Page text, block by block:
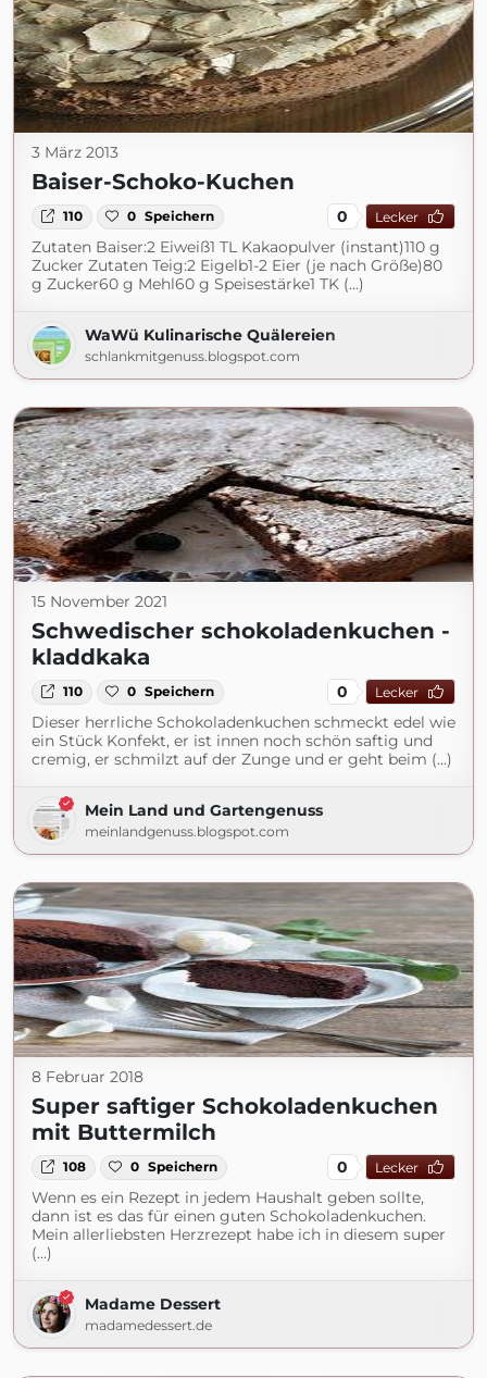
3 März 2013
Baiser-Schoko-Kuchen
110 0 Speichern 0 Lecker
Zutaten Baiser:2 Eiweiß1 TL Kakaopulver (instant)110 g
Zucker Zutaten Teig:2 Eigelb1-2 Eier (je nach Größe)80
g Zucker60 g Mehl60 g Speisestärke1 TK (...)
WaWü Kulinarische Quälereien
schlankmitgenuss.blogspot.com
15 November 2021
Schwedischer schokoladenkuchen -
kladdkaka
110 0 Speichern 0 Lecker
Dieser herrliche Schokoladenkuchen schmeckt edel wie
ein Stück Konfekt, er ist innen noch schön saftig und
cremig, er schmilzt auf der Zunge und er geht beim (...)
Mein Land und Gartengenuss
meinlandgenuss.blogspot.com
8 Februar 2018
Super saftiger Schokoladenkuchen
mit Buttermilch
108 0 Speichern 0 Lecker
Wenn es ein Rezept in jedem Haushalt geben sollte,
dann ist es das für einen guten Schokoladenkuchen.
Mein allerliebsten Herzrezept habe ich in diesem super
(...)
Madame Dessert
madamedessert.de